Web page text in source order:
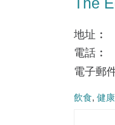
地址
電話
電子郵
飲食 健